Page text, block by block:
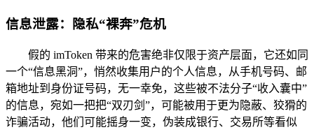
信息泄露：隐私“裸奔”危机
假的 imToken 带来的危害绝非仅限于资产层面，它还如同
一个“信息黑洞”，悄然收集用户的个人信息，从手机号码、邮
箱地址到身份证号码，无一幸免，这些被不法分子“收入囊中”
的信息，宛如一把把“双刃剑”，可能被用于更为隐蔽、狡猾的
诈骗活动，他们可能摇身一变，伪装成银行、交易所等看似